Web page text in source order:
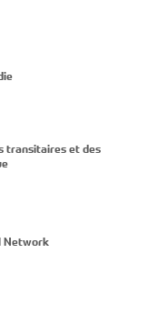
transitaires et des
Network